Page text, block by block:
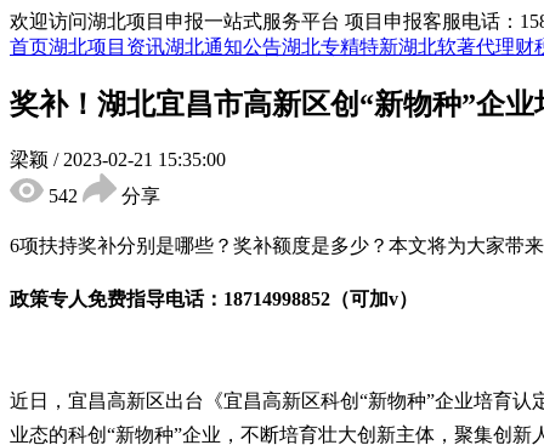
欢迎访问湖北项目申报一站式服务平台 项目申报客服电话：
首页湖北项目资讯湖北通知公告湖北专精特新湖北软著代理财
奖补！湖北宜昌市高新区创“新物种”企
梁颖 / 2023-02-21 15:35:00
542
分享
6项扶持奖补分别是哪些？奖补额度是多少？ 本文将为大家带
政策专人免费指导电话： 18714998852（可加v）
近日，宜昌高新区出台《宜昌高新区科创 “新物种”企业培育认
业态的科创“新物种”企业，不断培育壮大创新主体，聚集创